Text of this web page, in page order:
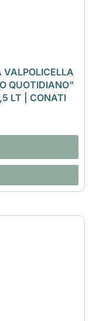
VALPOLICELLA
QUOTIDIANO”
LT | CONATI